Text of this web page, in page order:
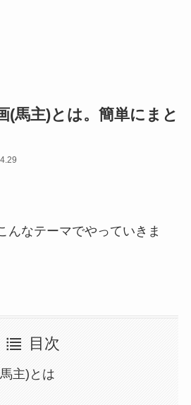
(馬主)とは。簡単にまと
んなテーマでやっていきま
目次
主)とは